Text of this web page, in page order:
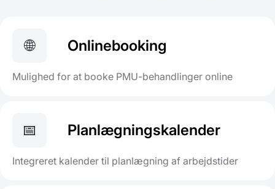
🌐 Onlinebooking
Mulighed for at booke PMU-behandlinger online
📅 Planlægningskalender
Integreret kalender til planlægning af arbejdstider